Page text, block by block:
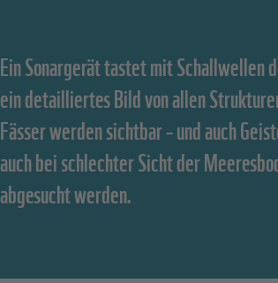
Ein Sonargerät tastet mit Schallwellen
ein detailliertes Bild von allen
Fässer werden sichtbar – und auch
auch bei schlechter Sicht der
abgesucht werden.